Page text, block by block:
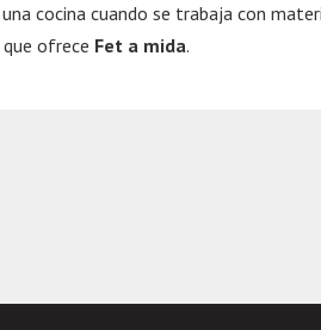
cocina cuando se trabaja con
ofrece Fet a mida.